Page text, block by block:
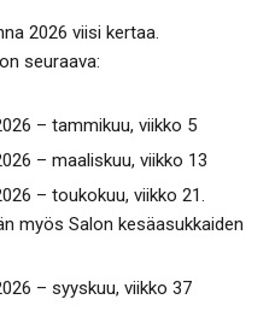
2026 viisi kertaa.
seuraava:
– tammikuu, viikko 5
– maaliskuu, viikko 13
– toukokuu, viikko 21.
myös Salon kesäasukkaiden
– syyskuu, viikko 37